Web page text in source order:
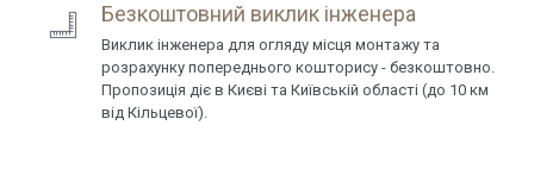
Безкоштовний виклик інженера
Виклик інженера для огляду місця монтажу та
розрахунку попереднього кошторису - безкоштовно.
Пропозиція діє в Києві та Київській області (до 10 км
від Кільцевої).